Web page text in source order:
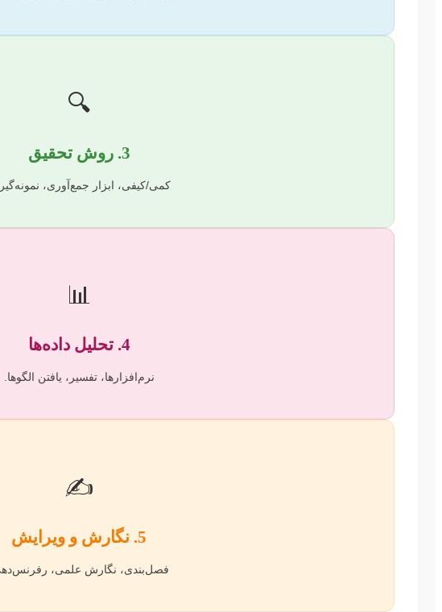
🔍
3. روش تحقیق
کمی/کیفی، ابزار جمع‌آوری،
📊
4. تحلیل داده‌ها
نرم‌افزارها، تفسیر، یافتن الگوها.
✍️
5. نگارش و ویرایش
فصل‌بندی، نگارش علمی،